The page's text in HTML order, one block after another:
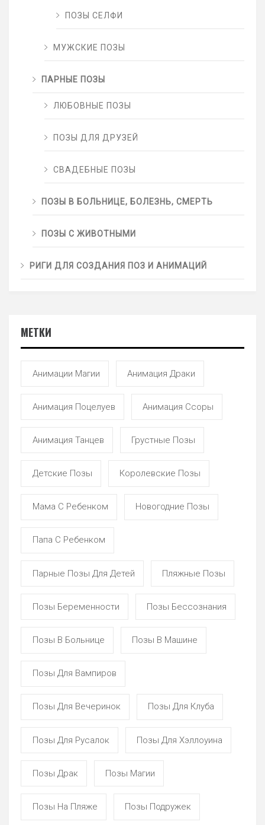
ПОЗЫ СЕЛФИ
МУЖСКИЕ ПОЗЫ
ПАРНЫЕ ПОЗЫ
ЛЮБОВНЫЕ ПОЗЫ
ПОЗЫ ДЛЯ ДРУЗЕЙ
СВАДЕБНЫЕ ПОЗЫ
ПОЗЫ В БОЛЬНИЦЕ, БОЛЕЗНЬ, СМЕРТЬ
ПОЗЫ С ЖИВОТНЫМИ
РИГИ ДЛЯ СОЗДАНИЯ ПОЗ И АНИМАЦИЙ
МЕТКИ
Анимации Магии Анимация Драки
Анимация Поцелуев Анимация Ссоры
Анимация Танцев Грустные Позы
Детские Позы Королевские Позы
Мама С Ребенком Новогодние Позы
Папа С Ребенком
Парные Позы Для Детей Пляжные Позы
Позы Беременности Позы Бессознания
Позы В Больнице Позы В Машине
Позы Для Вампиров
Позы Для Вечеринок Позы Для Клуба
Позы Для Русалок Позы Для Хэллоуина
Позы Драк Позы Магии
Позы На Пляже Позы Подружек